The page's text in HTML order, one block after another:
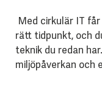
Med cirkulär IT
rätt tidpunkt, och
teknik du redan
miljöpåverkan och